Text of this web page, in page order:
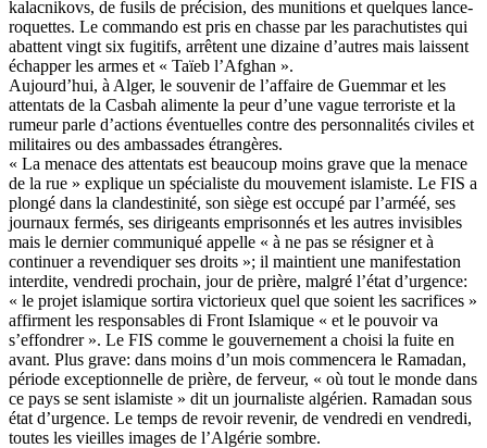
kalacnikovs, de fusils de précision, des munitions et quelques lance-
roquettes. Le commando est pris en chasse par les parachutistes qui
abattent vingt six fugitifs, arrêtent une dizaine d’autres mais laissent
échapper les armes et « Taïeb l’Afghan ».
Aujourd’hui, à Alger, le souvenir de l’affaire de Guemmar et les
attentats de la Casbah alimente la peur d’une vague terroriste et la
rumeur parle d’actions éventuelles contre des personnalités civiles et
militaires ou des ambassades étrangères.
« La menace des attentats est beaucoup moins grave que la menace
de la rue » explique un spécialiste du mouvement islamiste. Le FIS a
plongé dans la clandestinité, son siège est occupé par l’arméé, ses
journaux fermés, ses dirigeants emprisonnés et les autres invisibles
mais le dernier communiqué appelle « à ne pas se résigner et à
continuer a revendiquer ses droits »; il maintient une manifestation
interdite, vendredi prochain, jour de prière, malgré l’état d’urgence:
« le projet islamique sortira victorieux quel que soient les sacrifices »
affirment les responsables di Front Islamique « et le pouvoir va
s’effondrer ». Le FIS comme le gouvernement a choisi la fuite en
avant. Plus grave: dans moins d’un mois commencera le Ramadan,
période exceptionnelle de prière, de ferveur, « où tout le monde dans
ce pays se sent islamiste » dit un journaliste algérien. Ramadan sous
état d’urgence. Le temps de revoir revenir, de vendredi en vendredi,
toutes les vieilles images de l’Algérie sombre.